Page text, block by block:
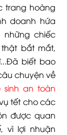
trang hoàng
doanh hứa
chiếc
bắt mắt,
biết bao
chuyện về
sinh an toàn
tết cho các
được quan
vì lợi nhuận